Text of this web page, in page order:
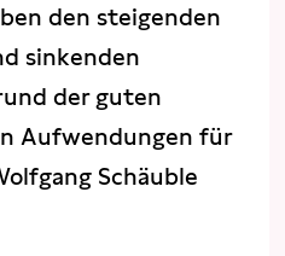
den steigenden
sinkenden
der guten
Aufwendungen für
Schäuble